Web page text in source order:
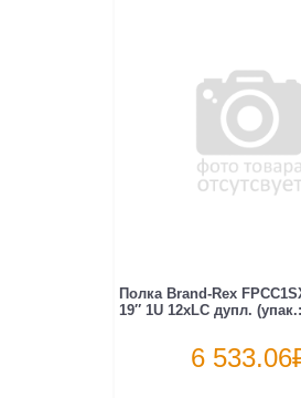
Полка Brand-Rex
19″ 1U 12xLC дупл.
6 533.06